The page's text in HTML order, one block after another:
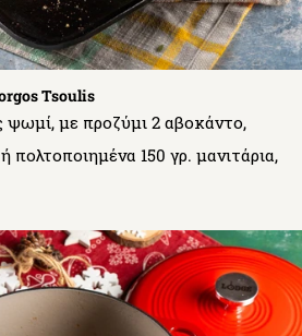
Tsoulis
ψωμί, με προζύμι 2 αβοκάντο,
πολτοποιημένα 150 γρ. μανιτάρια,